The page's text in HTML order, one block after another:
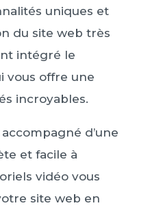
uniques et
du site web très
intégré le
vous offre une
incroyables.
d’une
et facile à
vidéo vous
site web en